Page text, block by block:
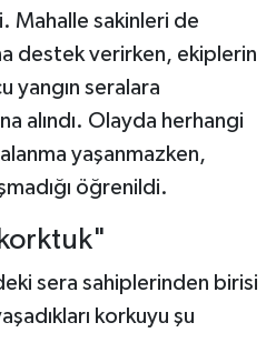
Mahalle sakinleri de
destek verirken, ekiplerin
yangın seralara
alındı. Olayda herhangi
yaşanmazken,
öğrenildi.
sera sahiplerinden birisi
korkuyu şu